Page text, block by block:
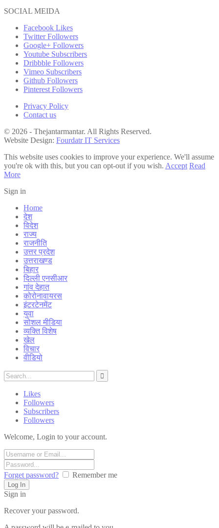
SOCIAL MEIDA
Facebook Likes
Twitter Followers
Google+ Followers
Youtube Subscribers
Dribbble Followers
Vimeo Subscribers
Github Followers
Pinterest Followers
Privacy Policy
Contact us
© 2026 - Thejantarmantar. All Rights Reserved.
Website Design: Fourdatr IT Services
This website uses cookies to improve your experience. We'll assume
you're ok with this, but you can opt-out if you wish. Accept Read
More
Sign in
Home
देश
विदेश
राज्य
राजनीति
उत्तर प्रदेश
उत्तराखण्ड
बिहार
दिल्ली एनसीआर
गांव देहात
कोरोनावायरस
इंटरटेनमेंट
युवा
सोशल मीडिया
व्यक्ति विशेष
खेल
विचार
वीडियो
Likes
Followers
Subscribers
Followers
Welcome, Login to your account.
Forget password? Remember me
Sign in
Recover your password.